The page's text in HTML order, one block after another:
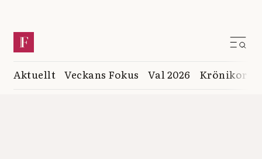
Aktuellt Veckans Fokus Val 2026 Krönikor